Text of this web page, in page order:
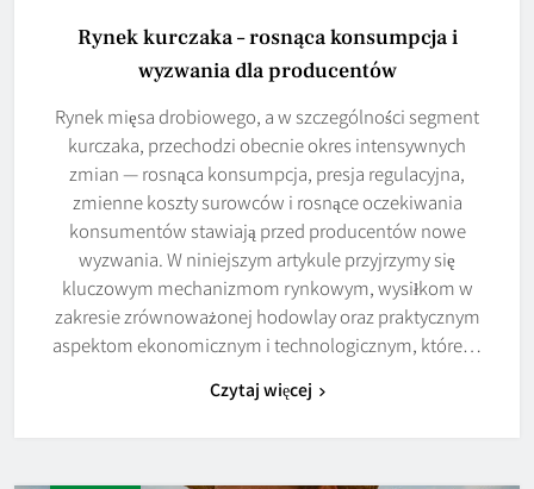
Rynek kurczaka – rosnąca konsumpcja i
wyzwania dla producentów
Rynek mięsa drobiowego, a w szczególności segment
kurczaka, przechodzi obecnie okres intensywnych
zmian — rosnąca konsumpcja, presja regulacyjna,
zmienne koszty surowców i rosnące oczekiwania
konsumentów stawiają przed producentów nowe
wyzwania. W niniejszym artykule przyjrzymy się
kluczowym mechanizmom rynkowym, wysiłkom w
zakresie zrównoważonej hodowlay oraz praktycznym
aspektom ekonomicznym i technologicznym, które…
Czytaj więcej